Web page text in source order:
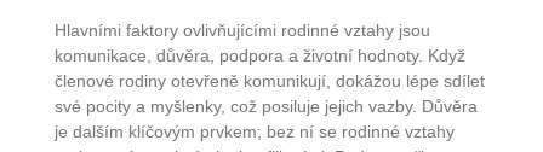
Hlavními faktory ovlivňujícími rodinné vztahy jsou
komunikace, důvěra, podpora a životní hodnoty. Když
členové rodiny otevřeně komunikují, dokážou lépe sdílet
své pocity a myšlenky, což posiluje jejich vazby. Důvěra
je dalším klíčovým prvkem; bez ní se rodinné vztahy